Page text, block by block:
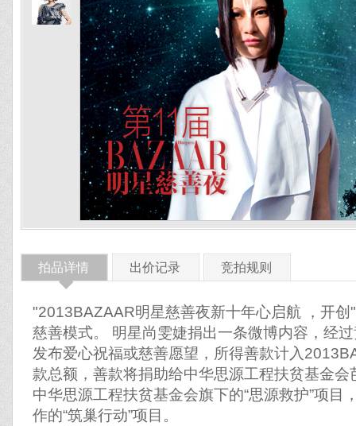
拍品详情
◆
出价记录 竞拍规则
"2013BAZAAR明星慈善夜新十年心启航 ，开
慈善模式。 明星尚雯婕捐出一条微博内容，经
发布爱心祝福或慈善愿望，所得善款计入
款总额，善款将捐助给中华思源工程扶贫基金
中华思源工程扶贫基金会旗下的“思源救护”项目
作的“筑巢行动”项目。